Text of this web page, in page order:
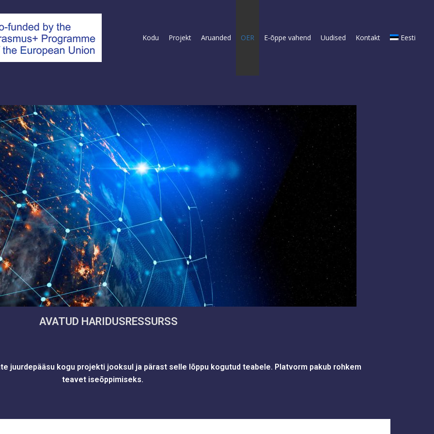
Kodu Projekt Aruanded OER E-õppe vahend Uudised Kontakt Eesti
AVATUD HARIDUSRESSURSS
juurdepääsu kogu projekti jooksul ja pärast selle lõppu kogutud teabele. Platvorm pakub rohkem
teavet iseõppimiseks.